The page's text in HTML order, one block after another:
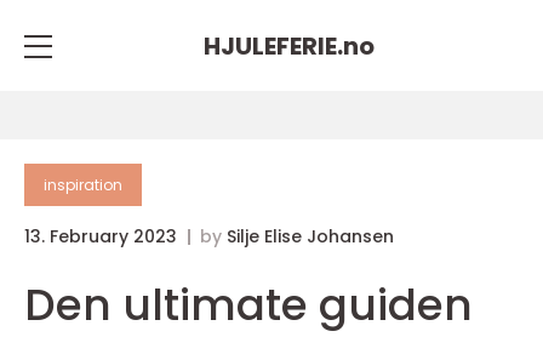
HJULEFERIE.no
inspiration
13. February 2023 by Silje Elise Johansen
Den ultimate guiden